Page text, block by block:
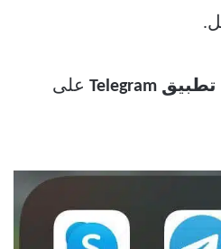
تطبيق Telegram على